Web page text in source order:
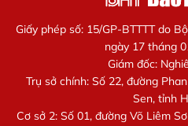
Giấy phép số: 15/GP-BTTTT do
ngày 17 tháng
Giám đốc:
Trụ sở chính: Số 22, đường
Sen, tỉnh
Cơ sở 2: Số 01, đường Võ Liêm